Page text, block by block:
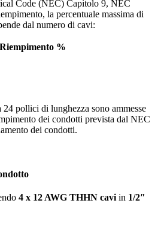
Code (NEC) Capitolo 9, NEC
la percentuale massima di
dal numero di cavi:
%
pollici di lunghezza sono ammesse
dei condotti prevista dal NEC
dei condotti.
4 x 12 AWG THHN cavi in 1/2″